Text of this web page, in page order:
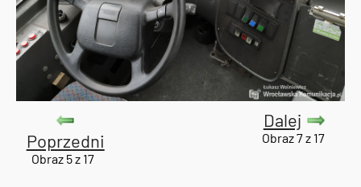
Poprzedni
Obraz 5 z 17
Dalej
Obraz 7 z 17